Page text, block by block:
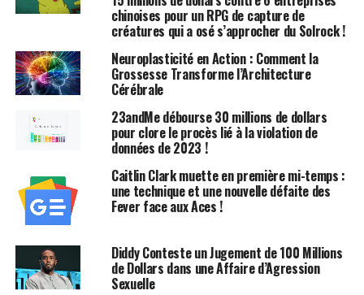
‘point d’interrogation’ et qu’il avait été dit que je
pourrais ‘devenir enceinte à nouveau’, ce qui soulevait
des inquiétudes quant à mon engagement envers
l’équipe. »
Les accusations de Hamby avaient été examinées par la
WNBA il y a plus d’un an. Bien que la ligue n’ait pas
rendu publiques les conclusions de l’enquête, elle a
annoncé que l’entraîneur des Aces, Becky Hammon,
serait suspendu pour deux matchs et que l’organisation
perdrait son choix de premier tour lors de la draft de
2025. L’Association des joueurs de la WNBA a critiqué
cette décision, affirmant qu’elle « ne répondait pas aux
attentes », tandis que l’équipe juridique de Hamby a
souligné que le résultat « n’offrait aucune réparation
chinoises pour un RPG de capture de
créatures qui a osé s’approcher du Solrock !
Neuroplasticité en Action : Comment la
Grossesse Transforme l’Architecture
Cérébrale
23andMe débourse 30 millions de dollars
pour clore le procès lié à la violation de
données de 2023 !
Caitlin Clark muette en première mi-temps :
une technique et une nouvelle défaite des
Fever face aux Aces !
Diddy Conteste un Jugement de 100 Millions
de Dollars dans une Affaire d’Agression
Sexuelle